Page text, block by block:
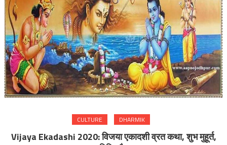
CULTURE DHARMIK
Vijaya Ekadashi 2020: विजया एकादशी व्रत कथा, शुभ मुहूर्त,